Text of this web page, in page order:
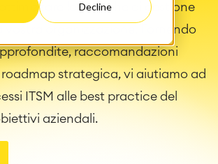
Decline
ottimizzare le pratiche di gestione
vostra organizzazione. Fornendo
raccomandazioni
strategica, vi aiutiamo ad
ITSM alle best practice del
aziendali.